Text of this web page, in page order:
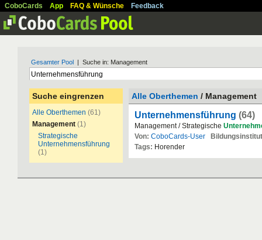
CoboCards App FAQ & Wünsche Feedback
Gesamter Pool | Suche in: Management
Suche eingrenzen
Alle Oberthemen (61)
Management (1)
Strategische
Unternehmensführung
(1)
Alle Oberthemen / Management
Unternehmensführung (64)
Management / Strategische
Von: CoboCards-User
Tags: Horender